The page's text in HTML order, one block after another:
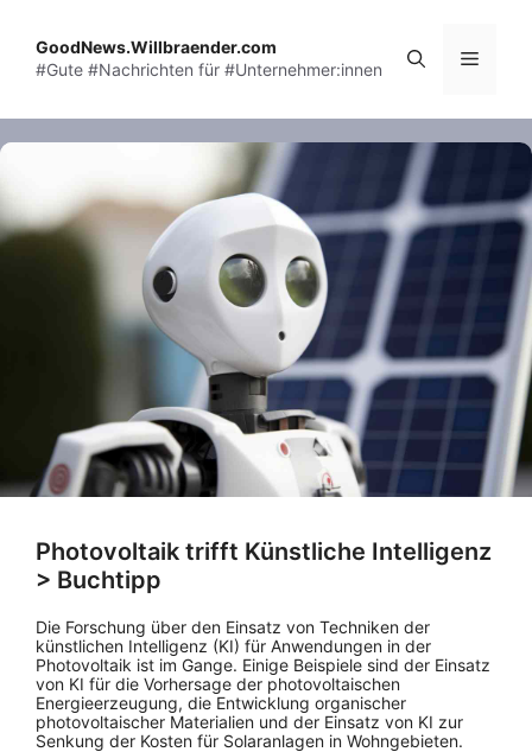
content
GoodNews.Willbraender.com
#Gute #Nachrichten für #Unternehmer:innen
Menu
Photovoltaik trifft Künstliche Intelligenz
> Buchtipp
Die Forschung über den Einsatz von Techniken der
künstlichen Intelligenz (KI) für Anwendungen in der
Photovoltaik ist im Gange. Einige Beispiele sind der Einsatz
von KI für die Vorhersage der photovoltaischen
Energieerzeugung, die Entwicklung organischer
photovoltaischer Materialien und der Einsatz von KI zur
Senkung der Kosten für Solaranlagen in Wohngebieten.